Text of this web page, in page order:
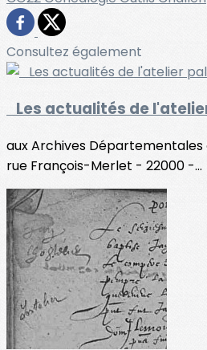
Consultez également
Les actualités de
aux Archives
rue François-Merlet - 22000 -...